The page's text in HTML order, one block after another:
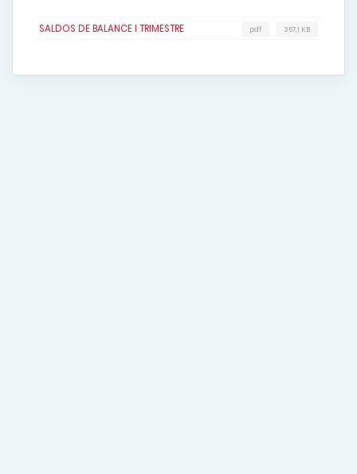
SALDOS DE BALANCE I TRIMESTRE 357,1 KB
pdf